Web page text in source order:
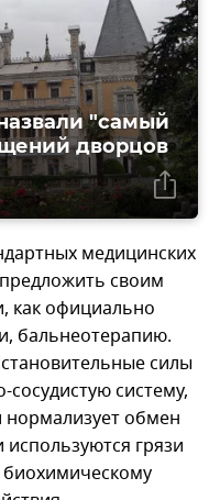
"самый
дворцов
медицинских
своим
как официально
бальнеотерапию.
силы
систему,
нормализует обмен
грязи
биохимическому